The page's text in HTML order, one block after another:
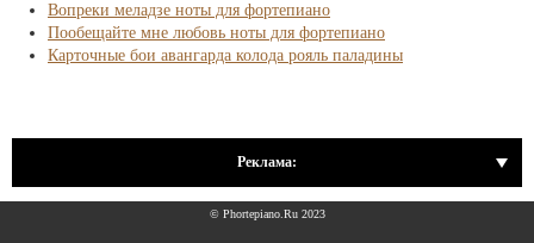
Вопреки меладзе ноты для фортепиано
Пообещайте мне любовь ноты для фортепиано
Карточные бои авангарда колода рояль паладины
Реклама:
© Phortepiano.Ru 2023